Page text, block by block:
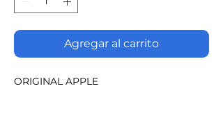
Agregar al carrito
ORIGINAL APPLE